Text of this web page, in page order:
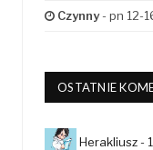
Czynny- pn 12-
OSTATNIE
Herakliusz -